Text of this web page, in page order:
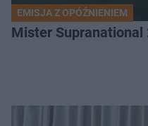
EMISJA Z OPÓŹNIENIEM
Mister Supranational